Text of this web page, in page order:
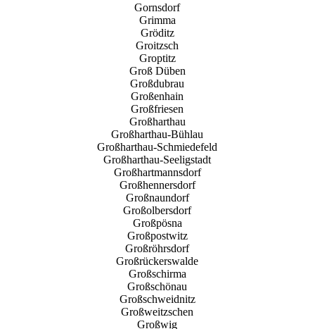
Gornsdorf
Grimma
Gröditz
Groitzsch
Groptitz
Groß Düben
Großdubrau
Großenhain
Großfriesen
Großharthau
Großharthau-Bühlau
Großharthau-Schmiedefeld
Großharthau-Seeligstadt
Großhartmannsdorf
Großhennersdorf
Großnaundorf
Großolbersdorf
Großpösna
Großpostwitz
Großröhrsdorf
Großrückerswalde
Großschirma
Großschönau
Großschweidnitz
Großweitzschen
Großwig